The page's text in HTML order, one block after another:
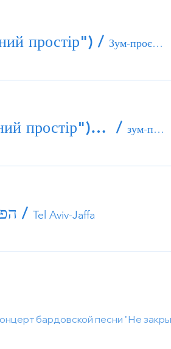
простір") / Зум-проєкт “Safe room - Безпечний простір"
зум-проєкт “Safe room” ("Безпечний простір") з Дживою Тараненко / зум-проєкт “Safe room | Безпечний простір"
/ Tel Aviv-Jaffa
бардовской песни "Не